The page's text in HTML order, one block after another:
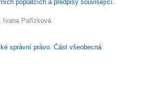
poplatcích a předpisy související.
Ivana Pařízková
správní právo. Část všeobecná